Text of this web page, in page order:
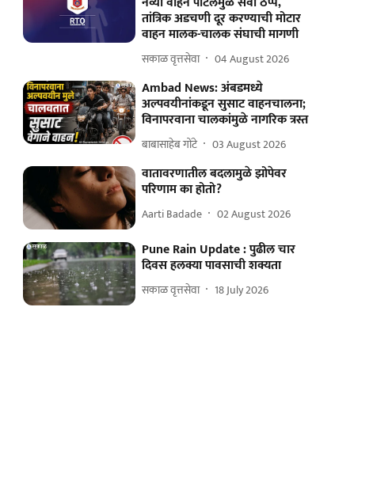
तांत्रिक अडचणी दूर करण्याची मोटार
वाहन मालक-चालक संघाची मागणी
सकाळ वृत्तसेवा 04 August 2026
Ambad News: अंबडमध्ये
अल्पवयीनांकडून सुसाट वाहनचालना;
विनापरवाना चालकांमुळे नागरिक त्रस्त
बाबासाहेब गोंटे 03 August 2026
वातावरणातील बदलामुळे झोपेवर
परिणाम का होतो?
Aarti Badade 02 August 2026
Pune Rain Update : पुढील चार
दिवस हलक्या पावसाची शक्यता
सकाळ वृत्तसेवा 18 July 2026